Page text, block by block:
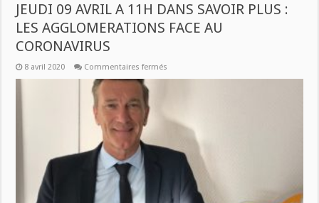
JEUDI 09 AVRIL A 11H DANS SAVOIR PLUS :
LES AGGLOMERATIONS FACE AU
CORONAVIRUS
8 avril 2020 Commentaires fermés
DANS
SAVOIR
:
AGGLOMERATIONS
CORONAVIRUS